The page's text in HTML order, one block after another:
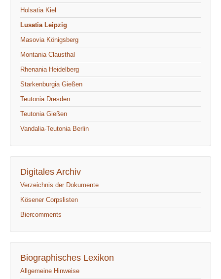
Holsatia Kiel
Lusatia Leipzig
Masovia Königsberg
Montania Clausthal
Rhenania Heidelberg
Starkenburgia Gießen
Teutonia Dresden
Teutonia Gießen
Vandalia-Teutonia Berlin
Digitales Archiv
Verzeichnis der Dokumente
Kösener Corpslisten
Biercomments
Biographisches Lexikon
Allgemeine Hinweise